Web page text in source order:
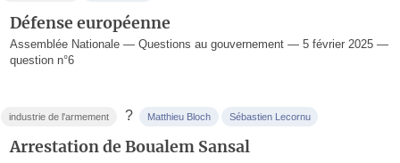
Défense européenne
Assemblée Nationale — Questions au gouvernement — 5 février 2025 —
question n°6
industrie de l'armement ? Matthieu Bloch Sébastien Lecornu
Arrestation de Boualem Sansal